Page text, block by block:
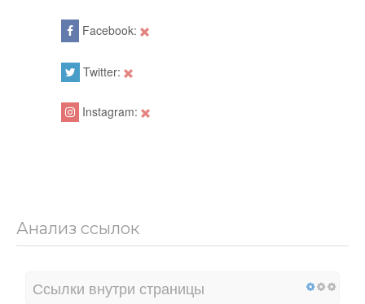
Facebook:
Twitter:
Instagram:
Анализ ссылок
Ссылки внутри страницы